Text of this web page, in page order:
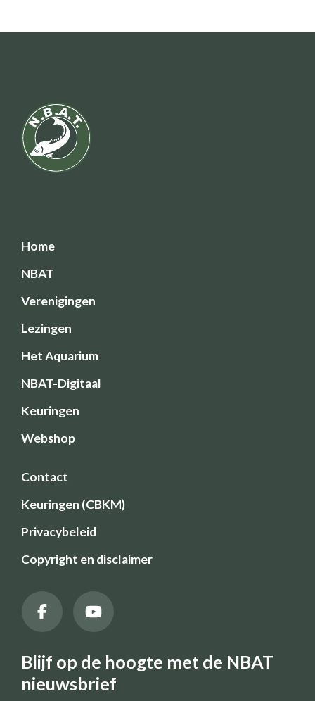
Home
NBAT
Verenigingen
Lezingen
Het Aquarium
NBAT-Digitaal
Keuringen
Webshop
Contact
Keuringen (CBKM)
Privacybeleid
Copyright en disclaimer
Blijf op de hoogte met de NBAT
nieuwsbrief